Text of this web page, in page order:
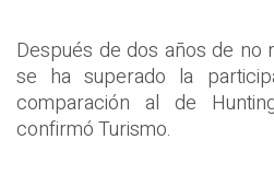
Después de dos años de no
se ha superado la
comparación al de
confirmó Turismo.